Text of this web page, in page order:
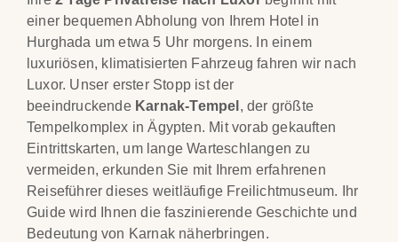
einer bequemen Abholung von Ihrem Hotel in
Hurghada um etwa 5 Uhr morgens. In einem
luxuriösen, klimatisierten Fahrzeug fahren wir nach
Luxor. Unser erster Stopp ist der
beeindruckende Karnak-Tempel , der größte
Tempelkomplex in Ägypten. Mit vorab gekauften
Eintrittskarten, um lange Warteschlangen zu
vermeiden, erkunden Sie mit Ihrem erfahrenen
Reiseführer dieses weitläufige Freilichtmuseum. Ihr
Guide wird Ihnen die faszinierende Geschichte und
Bedeutung von Karnak näherbringen.